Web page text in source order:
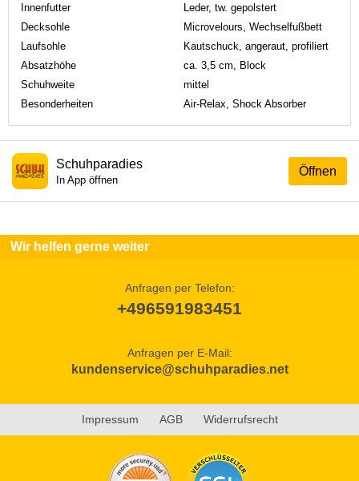
Innenfutter
Leder, tw. gepolstert
Decksohle
Microvelours, Wechselfußbett
Laufsohle
Kautschuck, angeraut, profiliert
Absatzhöhe
ca. 3,5 cm, Block
Schuhweite
mittel
Besonderheiten
Air-Relax, Shock Absorber
Öffnen
Schuhparadies
In App öffnen
Wir helfen gerne weiter
Anfragen per Telefon:
+496591983451
Anfragen per E-Mail:
kundenservice@schuhparadies.net
Impressum AGB Widerrufsrecht